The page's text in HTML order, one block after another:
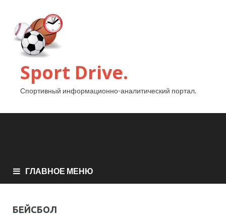
Sport Drive.
Спортивный информационно-аналитический портал.
ГЛАВНОЕ МЕНЮ
БЕЙСБОЛ